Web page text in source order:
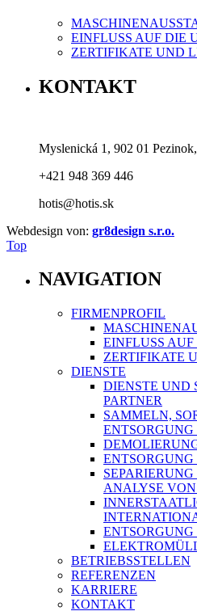
EINFLUSS AUF DIE
ZERTIFIKATE UND
KONTAKT
Myslenická 1, 902 01
+421 948 369 446
hotis@hotis.sk
Webdesign von: gr8design s.r.o.
Top
NAVIGATION
FIRMENPROFIL
EINFLUSS
ZERTIFIKATE
DIENSTE
DIENSTE UND
PARTNER
SAMMELN,
ANALYSE
BETRIEBSSTELLEN
REFERENZEN
KARRIERE
KONTAKT